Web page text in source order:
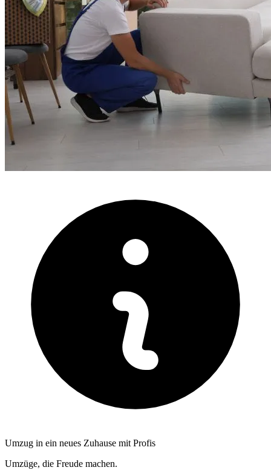
Umzug in ein neues Zuhause mit Profis
Umzüge, die Freude machen.